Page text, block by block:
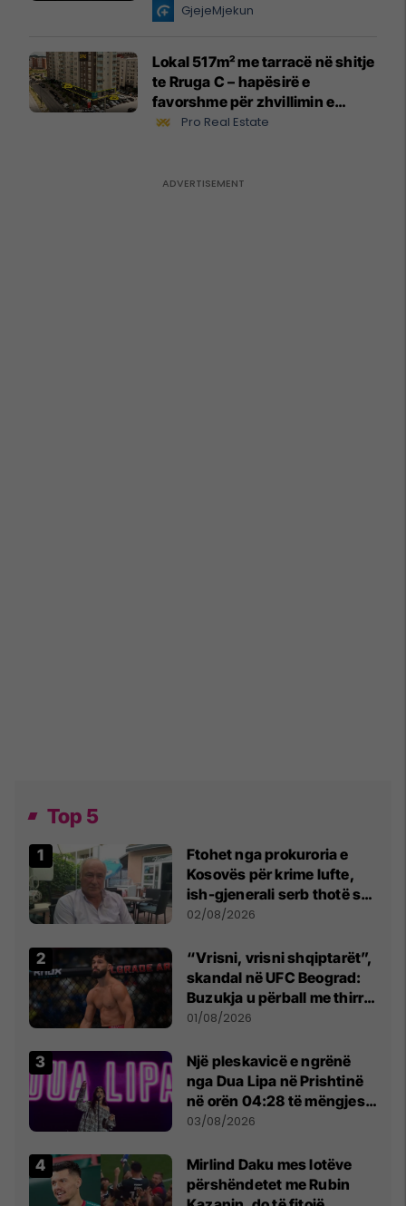
GjejeMjekun
Lokal 517m² me tarracë në shitje
te Rruga C – hapësirë e
favorshme për zhvillimin e
biznesit #15796
Pro Real Estate
Top 5
Ftohet nga prokuroria e
Kosovës për krime lufte,
ish-gjenerali serb thotë se
dikush e tradhtoi në
02/08/2026
“Vrisni, vrisni shqiptarët”,
skandal në UFC Beograd:
Buzukja u përball me thirrje
anti-shqiptare nga
01/08/2026
Një pleskavicë e ngrënë
nga Dua Lipa në Prishtinë
në orën 04:28 të mëngjesit
- dhe bota digjitale serbe
03/08/2026
Mirlind Daku mes lotëve
përshëndetet me Rubin